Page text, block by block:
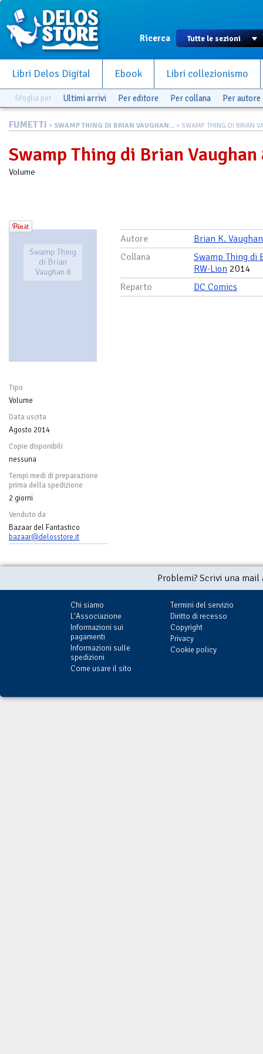
Ricerca
Libri Delos Digital Ebook Libri collezionismo
Sfoglia per Ultimi arrivi Per editore Per collana Per autore
FUMETTI > SWAMP THING DI BRIAN VAUGHAN... > SWAMP THING DI BRIAN
Swamp Thing di Brian Vaughan
Volume
Swamp Thing
di Brian
Vaughan 8
Tipo
Volume
Data uscita
Agosto 2014
Copie disponibili
nessuna
Tempi medi di preparazione
prima della spedizione
2 giorni
Venduto da
Bazaar del Fantastico
bazaar@delosstore.it
Autore
Brian K. Vaughan
Collana
Swamp Thing di
RW-Lion 2014
Reparto
DC Comics
Problemi? Scrivi una
Chi siamo
L'Associazione
Informazioni sui
pagamenti
Informazioni sulle
spedizioni
Come usare il sito
Termini del servizio
Diritto di recesso
Copyright
Privacy
Cookie policy